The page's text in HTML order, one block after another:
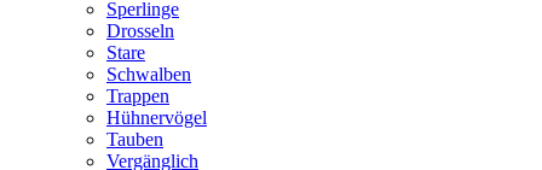
Sperlinge
Drosseln
Stare
Schwalben
Trappen
Hühnervögel
Tauben
Vergänglich